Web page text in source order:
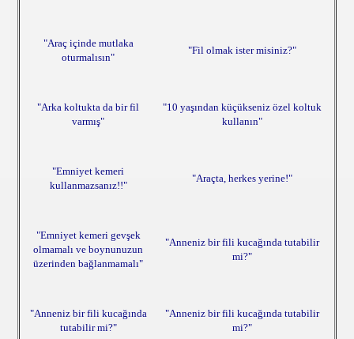
"Araç içinde mutlaka
oturmalısın"
"Fil olmak ister misiniz?"
"Arka koltukta da bir fil
varmış"
"10 yaşından küçükseniz özel koltuk
kullanın"
"Emniyet kemeri
kullanmazsanız!!"
"Araçta, herkes yerine!"
"Emniyet kemeri gevşek
olmamalı ve boynunuzun
üzerinden bağlanmamalı"
"Anneniz bir fili kucağında tutabilir
mi?"
"Anneniz bir fili kucağında
tutabilir mi?"
"Anneniz bir fili kucağında tutabilir
mi?"